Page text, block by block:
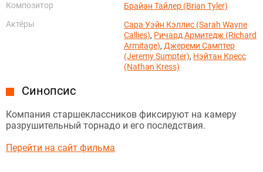
Композитор
Брайан Тайлер (Brian Tyler)
Актёры
Сара Уэйн Кэллис (Sarah Wayne
Callies), Ричард Армитедж (Richard
Armitage), Джереми Самптер
(Jeremy Sumpter), Нэйтан Кресс
(Nathan Kress)
Синопсис
Компания старшеклассников фиксируют на камеру
разрушительный торнадо и его последствия.
Перейти на сайт фильма